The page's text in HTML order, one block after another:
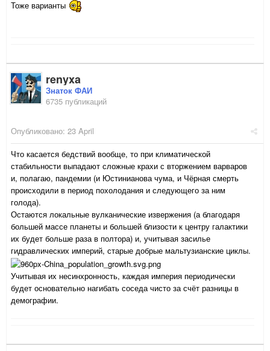
Тоже варианты
renyxa
Знаток ФАИ
6735 публикаций
Опубликовано: 23 April
Что касается бедствий вообще, то при климатической
стабильности выпадают сложные крахи с вторжением варваров
и, полагаю, пандемии (и Юстинианова чума, и Чёрная смерть
происходили в период похолодания и следующего за ним
голода).
Остаются локальные вулканические извержения (а благодаря
большей массе планеты и большей близости к центру галактики
их будет больше раза в полтора) и, учитывая засилье
гидравлических империй, старые добрые мальтузианские циклы.
Учитывая их несинхронность, каждая империя периодически
будет основательно нагибать соседа чисто за счёт разницы в
демографии.